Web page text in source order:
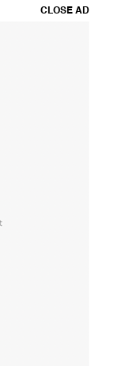
CLOSE AD